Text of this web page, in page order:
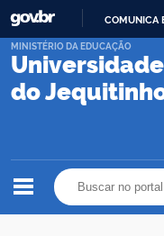
COMUNICA
do
MINISTÉRIO DA EDUCAÇÃO